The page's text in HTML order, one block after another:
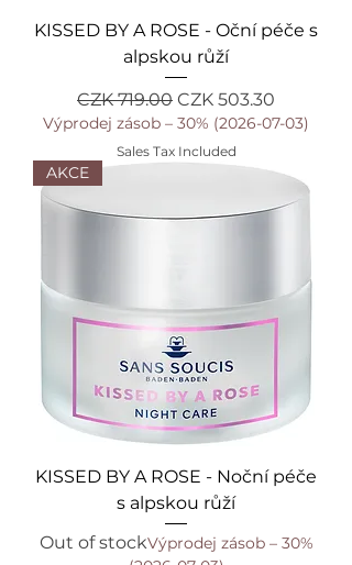
KISSED BY A ROSE - Oční péče s
alpskou růží
Regular Price
CZK 719.00 Sale Price
CZK 503.30
Výprodej zásob – 30% (2026-07-03)
Sales Tax Included
AKCE
KISSED BY A ROSE - Noční péče
s alpskou růží
Out of stockVýprodej zásob – 30%